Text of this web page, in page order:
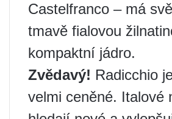
Castelfranco – má
tmavě fialovou
kompaktní jádro.
Zvědavý! Radicchio
velmi ceněné. Italové